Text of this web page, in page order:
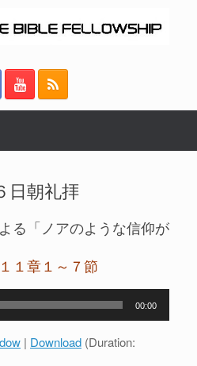
日朝礼拝
る「ノアのような信仰が
１章１～７節
00:00
| Download (Duration: